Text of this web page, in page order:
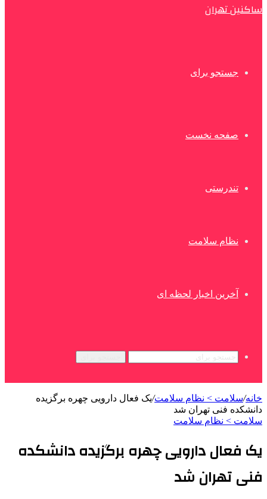
ساکنین تهران
جستجو برای
صفحه نخست
تندرستی
نظام سلامت
آخرین اخبار لحظه ای
خانه/سلامت > نظام سلامت/یک فعال دارویی چهره برگزیده
دانشکده فنی تهران شد
سلامت > نظام سلامت
یک فعال دارویی چهره برگزیده دانشکده
فنی تهران شد